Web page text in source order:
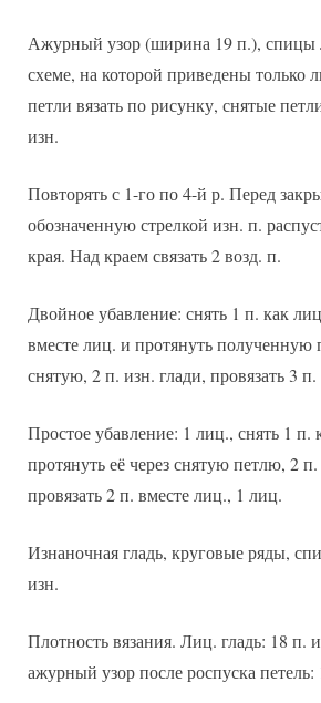
Ажурный узор (ширина 19 п.), спицы
схеме, на которой приведены только
петли вязать по рисунку, снятые
изн.
Повторять с 1-го по 4-й р. Перед
обозначенную стрелкой изн. п.
края. Над краем связать 2 возд. п.
Двойное убавление: снять 1 п. как
вместе лиц. и протянуть полученную
снятую, 2 п. изн. глади, провязать 3
Простое убавление: 1 лиц., снять 1 п.
протянуть её через снятую петлю, 2
провязать 2 п. вместе лиц., 1 лиц.
Изнаночная гладь, круговые ряды,
изн.
Плотность вязания. Лиц. гладь: 18 п.
ажурный узор после роспуска